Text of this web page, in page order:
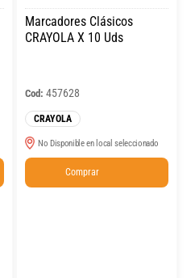
Marcadores Clásicos
CRAYOLA X 10 Uds
Cod: 457628
CRAYOLA
No Disponible en local seleccionado
Comprar